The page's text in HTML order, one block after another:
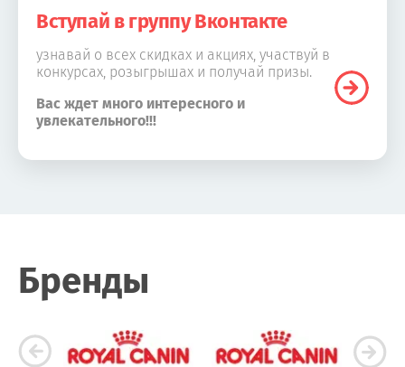
Вступай в группу Вконтакте
узнавай о всех скидках и акциях, участвуй в
конкурсах, розыгрышах и получай призы.
Вас ждет много интересного и
увлекательного!!!
Бренды